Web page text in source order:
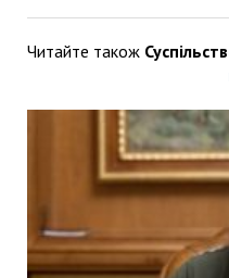
Читайте також